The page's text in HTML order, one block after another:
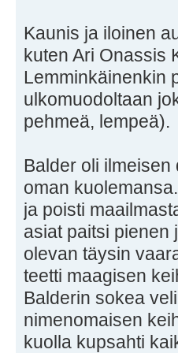
Kaunis ja iloinen
kuten Ari Onassis
Lemminkäinenkin
ulkomuodoltaan
pehmeä, lempeä).
Balder oli
oman
ja poisti
asiat paitsi pienen
olevan täysin
teetti maagisen
Balderin sokea
nimenomaisen
kuolla kupsahti